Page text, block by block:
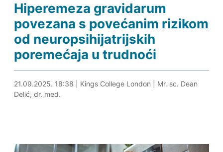
Hiperemeza gravidarum
povezana s povećanim rizikom
od neuropsihijatrijskih
poremećaja u trudnoći
21.09.2025. 21:21
21.09.2025. 18:38 Kings College London
Mr. sc. Dean
Delić, dr. med.